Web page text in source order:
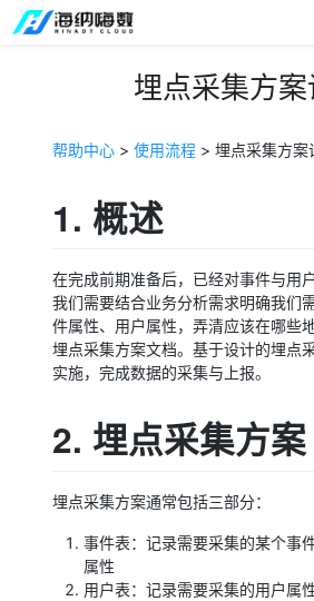
埋点采集方
帮助中心 >使用流程 > 埋点采集方案
1. 概述
在完成前期准备后，已经对事件与用
我们需要结合业务分析需求明确我们
件属性、用户属性，弄清应该在哪些
埋点采集方案文档。基于设计的埋点
实施，完成数据的采集与上报。
2. 埋点采集方案
埋点采集方案通常包括三部分：
事件表：记录需要采集的某个事
属性
用户表：记录需要采集的用户属